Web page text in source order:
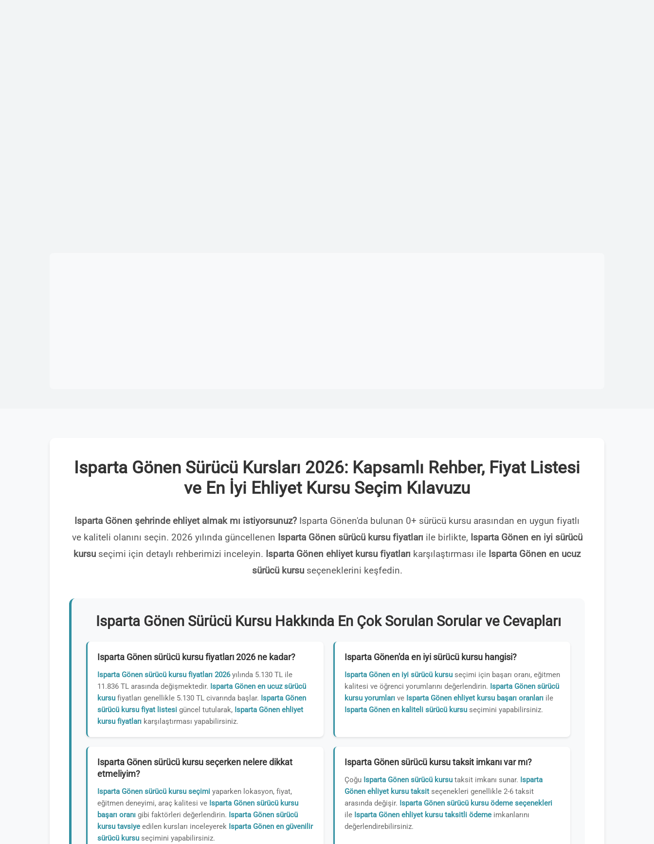
Isparta Gönen Sürücü Kursları 2026: Kapsamlı Rehber, Fiyat Listesi
ve En İyi Ehliyet Kursu Seçim Kılavuzu
Isparta Gönen şehrinde ehliyet almak mı istiyorsunuz? Isparta Gönen'da bulunan 0+ sürücü kursu arasından en uygun fiyatlı
ve kaliteli olanını seçin. 2026 yılında güncellenen Isparta Gönen sürücü kursu fiyatları ile birlikte, Isparta Gönen en iyi sürücü
kursu seçimi için detaylı rehberimizi inceleyin. Isparta Gönen ehliyet kursu fiyatları karşılaştırması ile Isparta Gönen en ucuz
sürücü kursuseçeneklerini keşfedin.
Isparta Gönen Sürücü Kursu Hakkında En Çok Sorulan Sorular ve Cevapları
Isparta Gönen sürücü kursu fiyatları 2026 ne kadar?
Isparta Gönen sürücü kursu fiyatları 2026yılında 5.130 TL ile
11.836 TL arasında değişmektedir. Isparta Gönen en ucuz sürücü
kursu fiyatları genellikle 5.130 TL civarında başlar. Isparta Gönen
sürücü kursu fiyat listesi güncel tutularak, Isparta Gönen ehliyet
kursu fiyatları karşılaştırması yapabilirsiniz.
Isparta Gönen'da en iyi sürücü kursu hangisi?
Isparta Gönen en iyi sürücü kursuseçimi için başarı oranı, eğitmen
kalitesi ve öğrenci yorumlarını değerlendirin. Isparta Gönen sürücü
kursu yorumlarıve Isparta Gönen ehliyet kursu başarı oranlarıile
Isparta Gönen en kaliteli sürücü kursuseçimini yapabilirsiniz.
Isparta Gönen sürücü kursu seçerken nelere dikkat
etmeliyim?
Isparta Gönen sürücü kursu seçimi yaparken lokasyon, fiyat,
eğitmen deneyimi, araç kalitesi ve Isparta Gönen sürücü kursu
başarı oranı gibi faktörleri değerlendirin. Isparta Gönen sürücü
kursu tavsiye edilen kursları inceleyerek Isparta Gönen en güvenilir
sürücü kursu seçimini yapabilirsiniz.
Isparta Gönen sürücü kursu taksit imkanı var mı?
Çoğu Isparta Gönen sürücü kursutaksit imkanı sunar. Isparta
Gönen ehliyet kursu taksitseçenekleri genellikle 2-6 taksit
arasında değişir. Isparta Gönen sürücü kursu ödeme seçenekleri
ile Isparta Gönen ehliyet kursu taksitli ödemeimkanlarını
değerlendirebilirsiniz.